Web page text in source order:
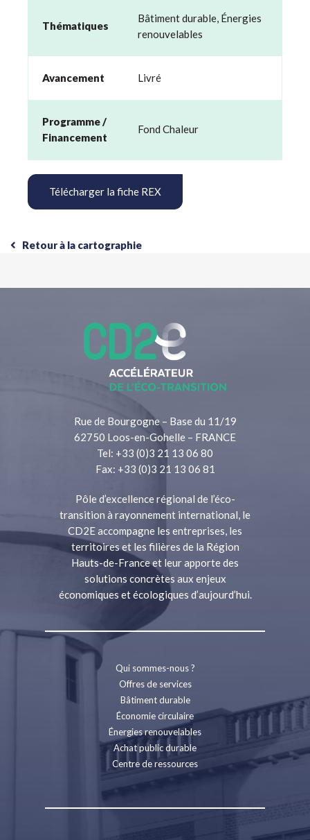
Thématiques
Bâtiment durable Énergies
renouvelables
Avancement Livré
Programme /
Financement
Fond Chaleur
Télécharger la fiche REX
Retour à la cartographie
Rue de Bourgogne – Base du 11/19
62750 Loos-en-Gohelle – FRANCE
Tel: +33 (0)3 21 13 06 80
Fax: +33 (0)3 21 13 06 81
Pôle d’excellence régional de l’éco-
transition à rayonnement international, le
CD2E accompagne les entreprises, les
territoires et les filières de la Région
Hauts-de-France et leur apporte des
solutions concrètes aux enjeux
économiques et écologiques d’aujourd’hui.
Qui sommes-nous ?
Offres de services
Bâtiment durable
Économie circulaire
Énergies renouvelables
Achat public durable
Centre de ressources